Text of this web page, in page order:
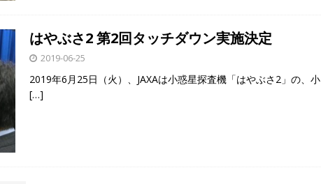
はやぶさ2 第2回タッチダウン実施決定
2019-06-25
2019年6月25日（火）、JAXAは小惑星探査機「はやぶさ2」の、小
[…]